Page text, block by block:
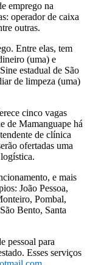
emprego na
operador de caixa
outras.
Entre elas, tem
(uma) e
estadual de São
de limpeza (uma)
cinco vagas
de Mamanguape há
de clínica
ofertadas uma
e mais
João Pessoa,
Pombal,
Bento, Santa
pessoal para
Esses serviços